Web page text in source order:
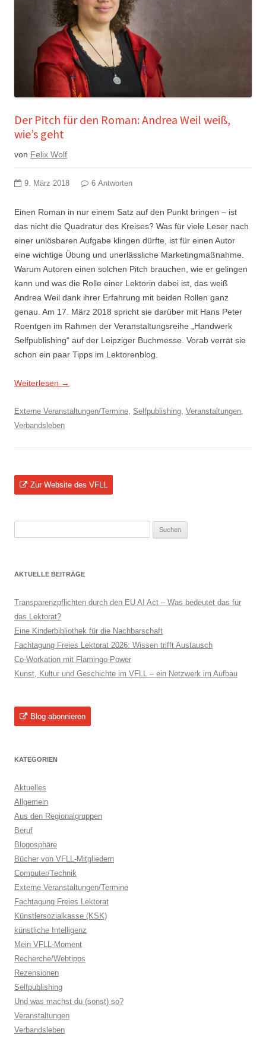
Der Pitch für den Roman: Andrea Weil weiß,
wie’s geht
von Felix Wolf
9. März 2018 6 Antworten
Einen Roman in nur einem Satz auf den Punkt bringen – ist
das nicht die Quadratur des Kreises? Was für viele Leser nach
einer unlösbaren Aufgabe klingen dürfte, ist für einen Autor
eine wichtige Übung und unerlässliche Marketingmaßnahme.
Warum Autoren einen solchen Pitch brauchen, wie er gelingen
kann und was die Rolle einer Lektorin dabei ist, das weiß
Andrea Weil dank ihrer Erfahrung mit beiden Rollen ganz
genau. Am 17. März 2018 spricht sie darüber mit Hans Peter
Roentgen im Rahmen der Veranstaltungsreihe „Handwerk
Selfpublishing“ auf der Leipziger Buchmesse. Vorab verrät sie
schon ein paar Tipps im Lektorenblog.
Weiterlesen →
Externe Veranstaltungen/Termine Selfpublishing Veranstaltungen
Verbandsleben
Zur Website des VFLL
nach:
AKTUELLE BEITRÄGE
Transparenzpflichten durch den EU AI Act – Was bedeutet das für
das Lektorat?
Eine Kinderbibliothek für die Nachbarschaft
Fachtagung Freies Lektorat 2026: Wissen trifft Austausch
Co-Workation mit Flamingo-Power
Kunst, Kultur und Geschichte im VFLL – ein Netzwerk im Aufbau
Blog abonnieren
KATEGORIEN
Aktuelles
Allgemein
Aus den Regionalgruppen
Beruf
Blogosphäre
Bücher von VFLL-Mitgliedern
Computer/Technik
Externe Veranstaltungen/Termine
Fachtagung Freies Lektorat
Künstlersozialkasse (KSK)
künstliche Intelligenz
Mein VFLL-Moment
Recherche/Webtipps
Rezensionen
Selfpublishing
Und was machst du (sonst) so?
Veranstaltungen
Verbandsleben